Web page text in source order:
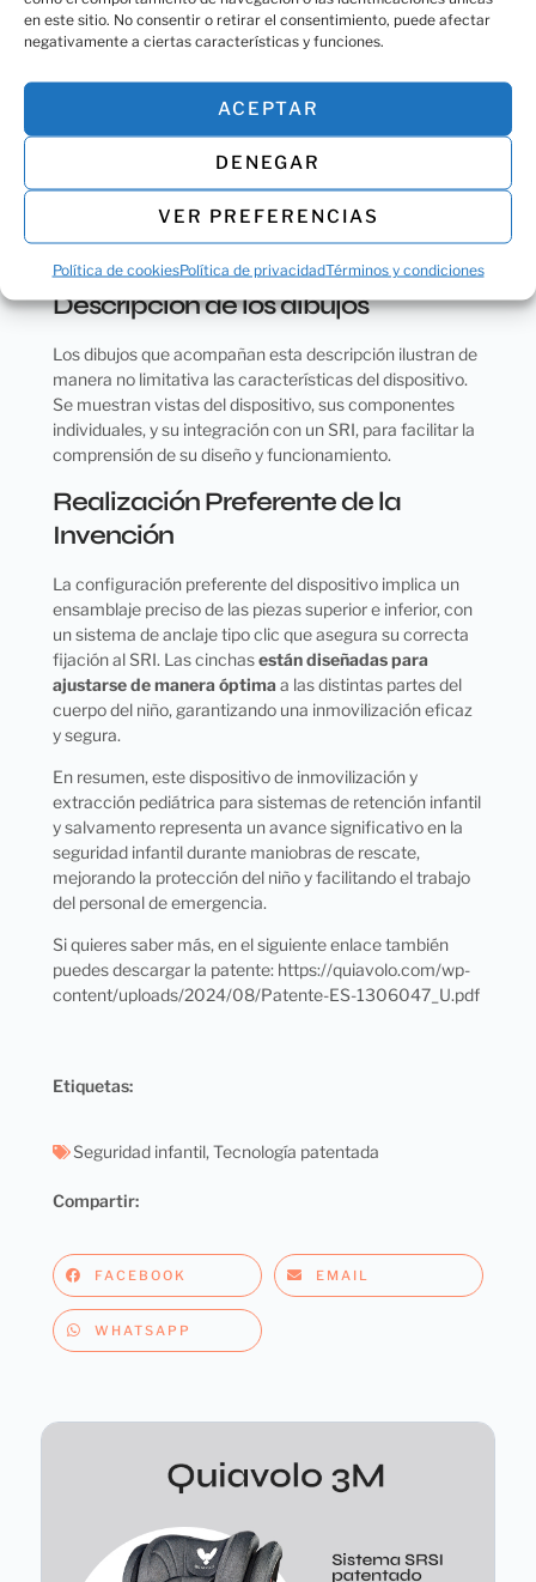
en este sitio. No consentir o retirar el consentimiento, puede afectar
negativamente a ciertas características y funciones.
ACEPTAR
DENEGAR
VER PREFERENCIAS
Política de cookiesPolítica de privacidadTérminos y condiciones
Descripción de los dibujos
Los dibujos que acompañan esta descripción ilustran de
manera no limitativa las características del dispositivo.
Se muestran vistas del dispositivo, sus componentes
individuales, y su integración con un SRI, para facilitar la
comprensión de su diseño y funcionamiento.
Realización Preferente de la
Invención
La configuración preferente del dispositivo implica un
ensamblaje preciso de las piezas superior e inferior, con
un sistema de anclaje tipo clic que asegura su correcta
fijación al SRI. Las cinchasestán diseñadas para
ajustarse de manera óptima a las distintas partes del
cuerpo del niño, garantizando una inmovilización eficaz
y segura.
En resumen, este dispositivo de inmovilización y
extracción pediátrica para sistemas de retención infantil
y salvamento representa un avance significativo en la
seguridad infantil durante maniobras de rescate,
mejorando la protección del niño y facilitando el trabajo
del personal de emergencia.
Si quieres saber más, en el siguiente enlace también
puedes descargar la patente: https://quiavolo.com/wp-
content/uploads/2024/08/Patente-ES-1306047_U.pdf
Etiquetas:
Seguridad infantil, Tecnología patentada
Compartir:
FACEBOOK EMAIL
WHATSAPP